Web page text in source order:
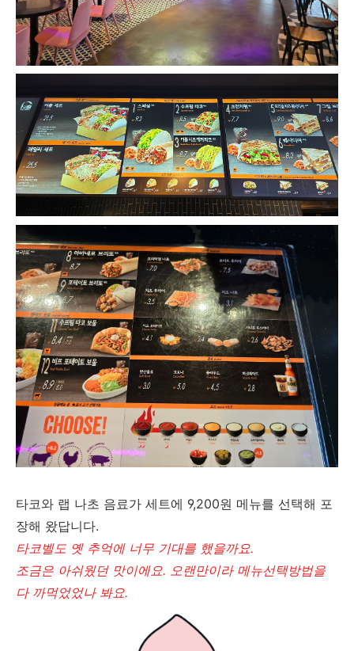
타코와 랩 나초 음료가 세트에 9,200원 메뉴를 선택해 포
장해 왔답니다.
타코벨도 옛 추억에 너무 기대를 했을까요.
조금은 아쉬웠던 맛이에요. 오랜만이라 메뉴선택방법을
다 까먹었었나 봐요.